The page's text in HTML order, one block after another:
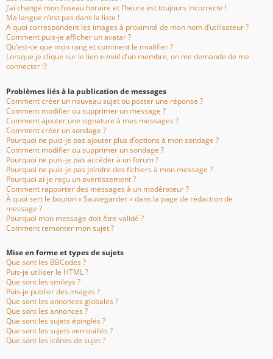
J’ai changé mon fuseau horaire et l’heure est toujours incorrecte !
Ma langue n’est pas dans la liste !
A quoi correspondent les images à proximité de mon nom d’utilisateur ?
Comment puis-je afficher un avatar ?
Qu’est-ce que mon rang et comment le modifier ?
Lorsque je clique sur le liene-maild’un membre, on me demande de me
connecter !?
Problèmes liés à la publication de messages
Comment créer un nouveau sujet ou poster une réponse ?
Comment modifier ou supprimer un message ?
Comment ajouter une signature à mes messages ?
Comment créer un sondage ?
Pourquoi ne puis-je pas ajouter plus d’options à mon sondage ?
Comment modifier ou supprimer un sondage ?
Pourquoi ne puis-je pas accéder à un forum ?
Pourquoi ne puis-je pas joindre des fichiers à mon message ?
Pourquoi ai-je reçu un avertissement ?
Comment rapporter des messages à un modérateur ?
À quoi sert le bouton « Sauvegarder » dans la page de rédaction de
message ?
Pourquoi mon message doit être validé ?
Comment remonter mon sujet ?
Mise en forme et types de sujets
Que sont les BBCodes ?
Puis-je utiliser le HTML ?
Que sont les smileys ?
Puis-je publier des images ?
Que sont les annonces globales ?
Que sont les annonces ?
Que sont les sujets épinglés ?
Que sont les sujets verrouillés ?
Que sont les icônes de sujet ?